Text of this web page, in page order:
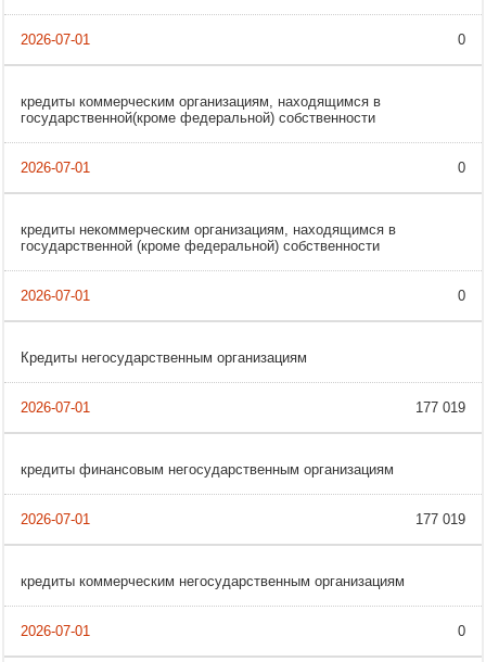
0
кредиты коммерческим организациям, находящимся в
государственной(кроме федеральной) собственности
0
кредиты некоммерческим организациям, находящимся в
государственной (кроме федеральной) собственности
0
Кредиты негосударственным организациям
177 019
кредиты финансовым негосударственным организациям
177 019
кредиты коммерческим негосударственным организациям
0